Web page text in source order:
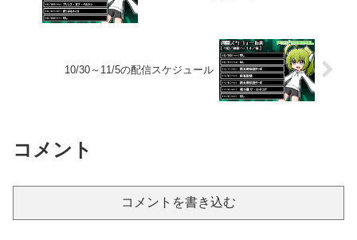
10/30～11/5の配信スケジュール
コメント
コメントを書き込む